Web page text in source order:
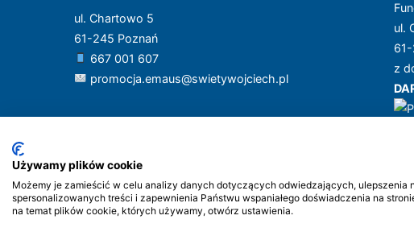
ul. Chartowo 5
61-245 Poznań
667 001 607
promocja.emaus@swietywojciech.pl
ul.
z
Używamy plików cookie
Możemy je zamieścić w celu analizy danych dotyczących odwiedzających, ulepszenia
spersonalizowanych treści i zapewnienia Państwu wspaniałego doświadczenia na
na temat plików cookie, których używamy, otwórz ustawienia.